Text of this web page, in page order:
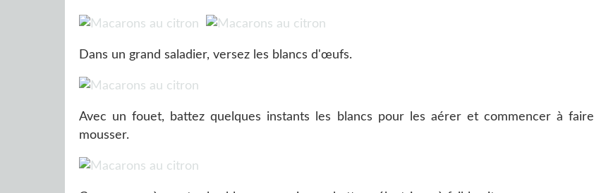
Dans un grand saladier, versez les blancs d'œufs.
Avec un fouet, battez quelques instants les blancs pour les aérer et commencer à faire
mousser.